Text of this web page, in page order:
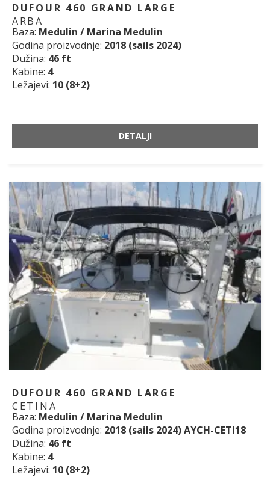
DUFOUR 460 GRAND LARGE
ARBA
Baza: Medulin / Marina Medulin
Godina proizvodnje: 2018 (sails 2024)
Dužina: 46 ft
Kabine: 4
Ležajevi: 10 (8+2)
DETALJI
DUFOUR 460 GRAND LARGE
CETINA
Baza: Medulin / Marina Medulin
Godina proizvodnje: 2018 (sails 2024) AYCH-CETI18
Dužina: 46 ft
Kabine: 4
Ležajevi: 10 (8+2)